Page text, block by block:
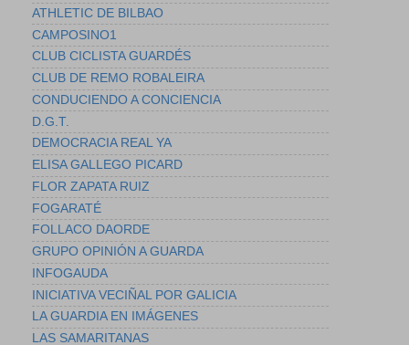
ATHLETIC DE BILBAO
CAMPOSINO1
CLUB CICLISTA GUARDÉS
CLUB DE REMO ROBALEIRA
CONDUCIENDO A CONCIENCIA
D.G.T.
DEMOCRACIA REAL YA
ELISA GALLEGO PICARD
FLOR ZAPATA RUIZ
FOGARATÉ
FOLLACO DAORDE
GRUPO OPINIÓN A GUARDA
INFOGAUDA
INICIATIVA VECIÑAL POR GALICIA
LA GUARDIA EN IMÁGENES
LAS SAMARITANAS